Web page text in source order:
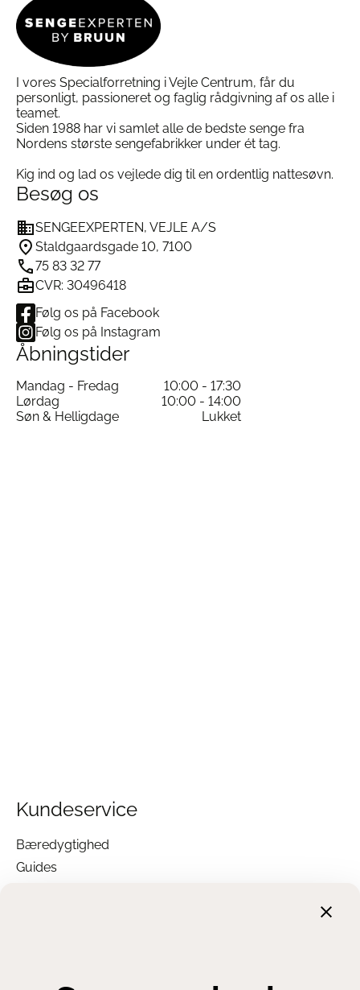
I vores Specialforretning i Vejle Centrum, får du
personligt, passioneret og faglig rådgivning af os alle i
teamet.
Siden 1988 har vi samlet alle de bedste senge fra
Nordens største sengefabrikker under ét tag.
Kig ind og lad os vejlede dig til en ordentlig nattesøvn.
Besøg os
SENGEEXPERTEN, VEJLE A/S
Staldgaardsgade 10, 7100
75 83 32 77
CVR: 30496418
Følg os på Facebook
Følg os på Instagram
Åbningstider
Mandag - Fredag
10:00 - 17:30
Lørdag
10:00 - 14:00
Søn & Helligdage
Lukket
Kundeservice
Bæredygtighed
Guides